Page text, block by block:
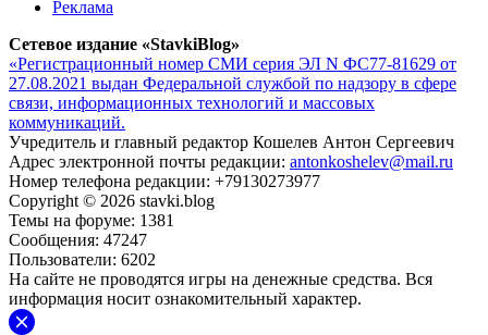
Реклама
Сетевое издание «StavkiBlog»
«Регистрационный номер СМИ серия ЭЛ N ФС77-81629 от
27.08.2021 выдан Федеральной службой по надзору в сфере
связи, информационных технологий и массовых
коммуникаций.
Учредитель и главный редактор Кошелев Антон Сергеевич
Адрес электронной почты редакции: antonkoshelev@mail.ru
Номер телефона редакции: +79130273977
Copyright © 2026 stavki.blog
Темы на форуме: 1381
Сообщения: 47247
Пользователи: 6202
На сайте не проводятся игры на денежные средства. Вся
информация носит ознакомительный характер.